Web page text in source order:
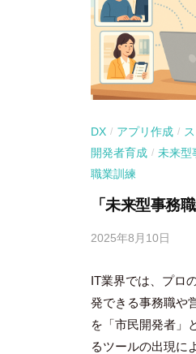
DX / アプリ作成 /
開発者育成 / 未来型
職業訓練
「未来型事務
2025年8月10日
吉
田
豪
IT業界では、プロ
発できる事務職や
を「市民開発者」
るツールの出現に